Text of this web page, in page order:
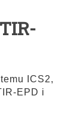
ICS2,
EPD i